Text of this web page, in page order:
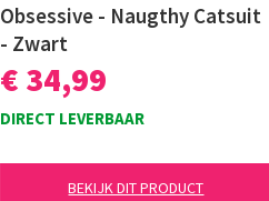
Obsessive - Naugthy Catsuit
- Zwart
€ 34,99
DIRECT LEVERBAAR
BEKIJK DIT PRODUCT